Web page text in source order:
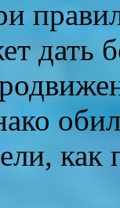
дать